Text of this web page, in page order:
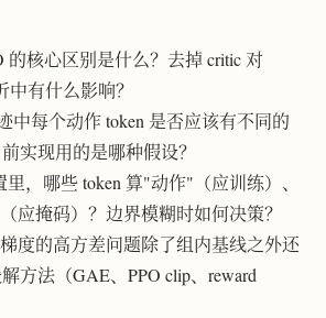
的核心区别是什么？去掉 critic 对
中有什么影响？
中每个动作 token 是否应该有不同的
实现用的是哪种假设？
里，哪些 token 算"动作"（应训练）、
应掩码）？边界模糊时如何决策？
度的高方差问题除了组内基线之外还
方法（GAE、PPO clip、reward